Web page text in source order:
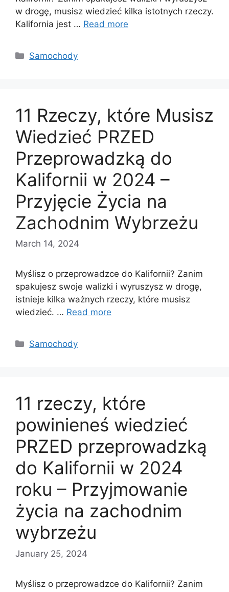
w drogę, musisz wiedzieć kilka istotnych rzeczy.
Kalifornia jest … Read more
Categories
Samochody
11 Rzeczy, które Musisz
Wiedzieć PRZED
Przeprowadzką do
Kalifornii w 2024 –
Przyjęcie Życia na
Zachodnim Wybrzeżu
March 14, 2024
Myślisz o przeprowadzce do Kalifornii? Zanim
spakujesz swoje walizki i wyruszysz w drogę,
istnieje kilka ważnych rzeczy, które musisz
wiedzieć. … Read more
Categories
Samochody
11 rzeczy, które
powinieneś wiedzieć
PRZED przeprowadzką
do Kalifornii w 2024
roku – Przyjmowanie
życia na zachodnim
wybrzeżu
January 25, 2024
Myślisz o przeprowadzce do Kalifornii? Zanim